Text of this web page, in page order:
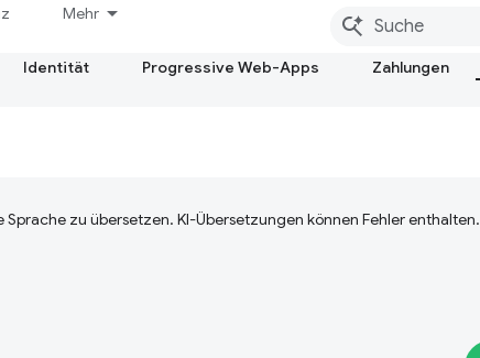
Mehr
Identität Progressive Web-Apps Zahlungen
zu übersetzen. KI-Übersetzungen können Fehler enthalten.